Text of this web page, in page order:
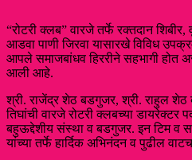
“रोटरी क्लब” वारजे तर्फे रक्तदान शिबीर,
आडवा पाणी जिरवा यासारखे विविध
आपले समाजबांधव हिररीने सहभागी होत
आली आहे.
श्री. राजेंद्र शेठ बडगुजर, श्री. राहुल
तिघांची वारजे रोटरी क्लबच्या डायरेक्टर
बहुऊद्देशीय संस्था व बडगुजर. इन टिम व
यांच्या तर्फे हार्दिक अभिनंदन व पुढील